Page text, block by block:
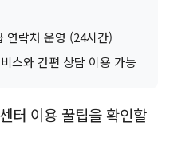
연락처 운영 (24시간)
스와 간편 상담 이용 가능
터 이용 꿀팁을 확인할